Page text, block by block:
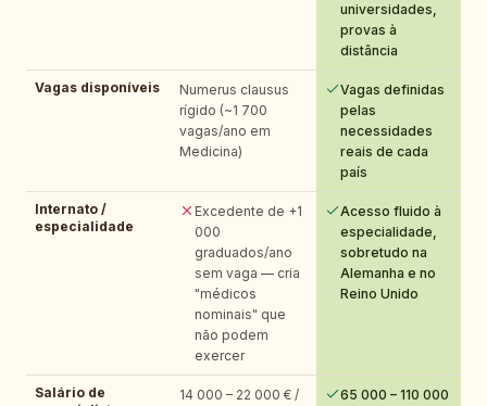
universidades,
provas à
distância
Vagas disponíveis
Numerus clausus
rígido (~1 700
vagas/ano em
Medicina)
Vagas definidas
pelas
necessidades
reais de cada
país
Internato /
especialidade
Excedente de +1
000
graduados/ano
sem vaga — cria
"médicos
nominais" que
não podem
exercer
Acesso fluido à
especialidade,
sobretudo na
Alemanha e no
Reino Unido
Salário de
14 000 – 22 000 € / 65 000 – 110 000